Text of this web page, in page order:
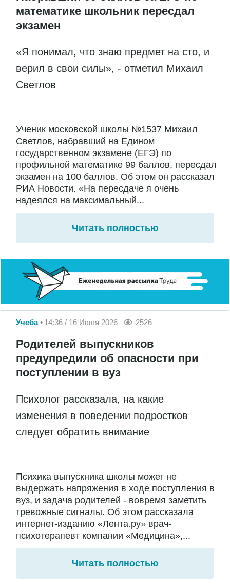
математике школьник пересдал
экзамен
«Я понимал, что знаю предмет на сто, и
верил в свои силы», - отметил Михаил
Светлов
Ученик московской школы №1537 Михаил
Светлов, набравший на Едином
государственном экзамене (ЕГЭ) по
профильной математике 99 баллов, пересдал
экзамен на 100 баллов. Об этом он рассказал
РИА Новости. «На пересдаче я очень
надеялся на максимальный...
Читать полностью
Учеба 14:36 / 16 Июля 2026 2526
Родителей выпускников
предупредили об опасности при
поступлении в вуз
Психолог рассказала, на какие
изменения в поведении подростков
следует обратить внимание
Психика выпускника школы может не
выдержать напряжения в ходе поступления в
вуз, и задача родителей - вовремя заметить
тревожные сигналы. Об этом рассказала
интернет-изданию «Лента.ру» врач-
психотерапевт компании «Медицина»,...
Читать полностью